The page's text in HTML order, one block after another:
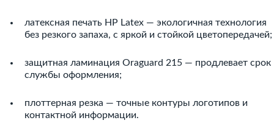
латексная печать HP Latex — экологичная технология
без резкого запаха, с яркой и стойкой цветопередачей;
защитная ламинация Oraguard 215 — продлевает срок
службы оформления;
плоттерная резка — точные контуры логотипов и
контактной информации.